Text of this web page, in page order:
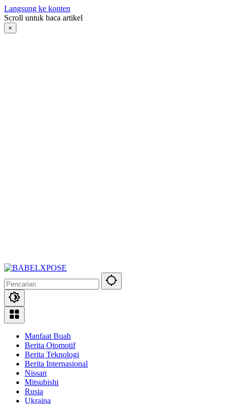
Langsung ke konten
Scroll untuk baca artikel
×
Manfaat Buah
Berita Otomotif
Berita Teknologi
Berita Internasional
Nissan
Mitsubishi
Rusia
Ukraina